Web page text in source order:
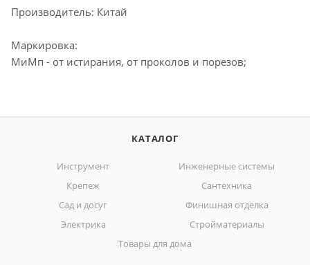
Производитель: Китай
Маркировка:
МиМп - от истирания, от проколов и порезов;
КАТАЛОГ
Инструмент
Инженерные системы
Крепеж
Сантехника
Сад и досуг
Финишная отделка
Электрика
Стройматериалы
Товары для дома